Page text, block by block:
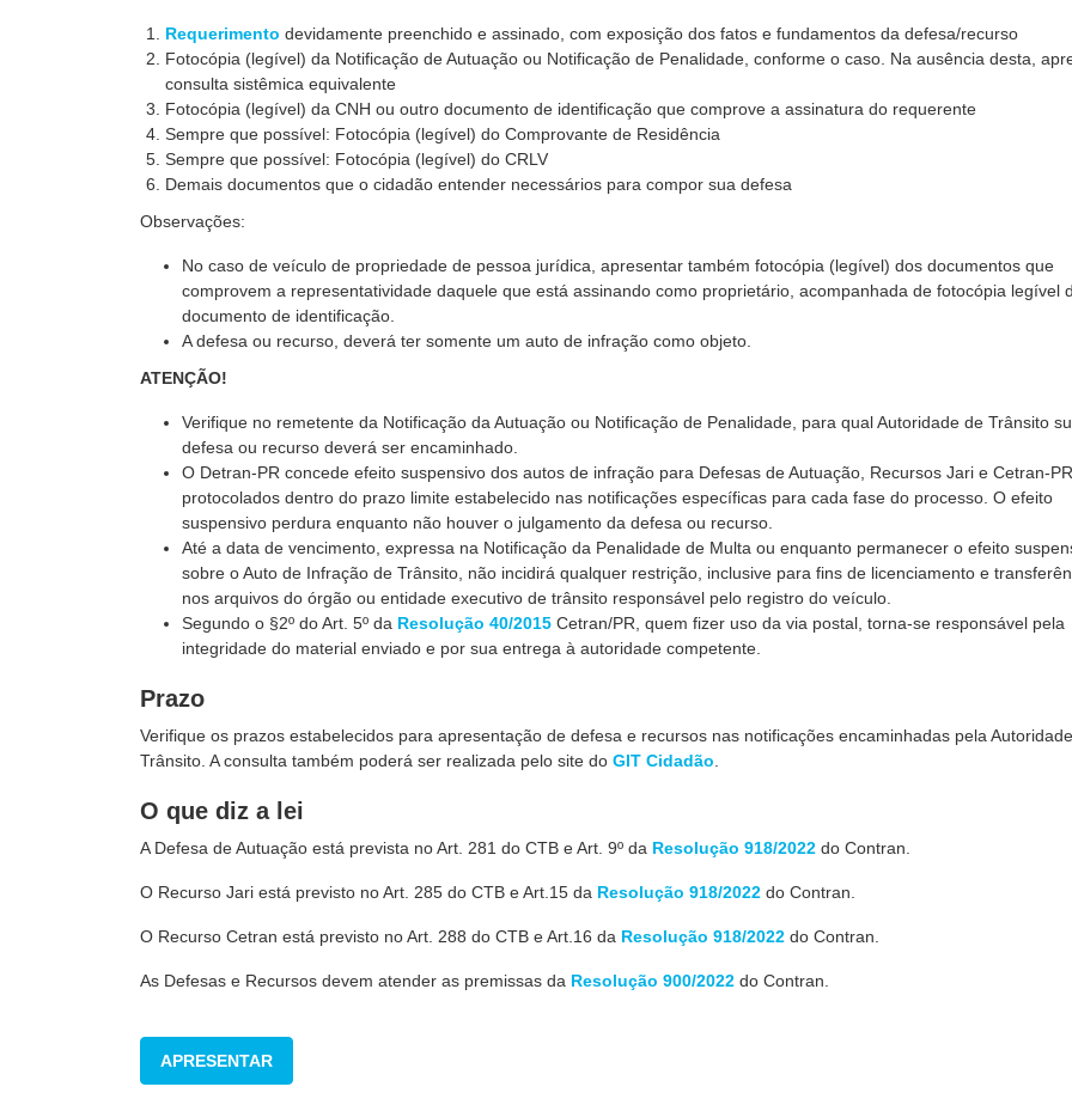
Requerimento devidamente preenchido e assinado, com exposição dos fatos e fundamentos da defesa/recurso
Fotocópia (legível) da Notificação de Autuação ou Notificação de Penalidade, conforme o caso. Na ausência desta,
consulta sistêmica equivalente
Fotocópia (legível) da CNH ou outro documento de identificação que comprove a assinatura do requerente
Sempre que possível: Fotocópia (legível) do Comprovante de Residência
Sempre que possível: Fotocópia (legível) do CRLV
Demais documentos que o cidadão entender necessários para compor sua defesa
Observações:
No caso de veículo de propriedade de pessoa jurídica, apresentar também fotocópia (legível) dos documentos que
comprovem a representatividade daquele que está assinando como proprietário, acompanhada de fotocópia legível
documento de identificação.
A defesa ou recurso, deverá ter somente um auto de infração como objeto.
ATENÇÃO!
Verifique no remetente da Notificação da Autuação ou Notificação de Penalidade, para qual Autoridade de Trânsito
defesa ou recurso deverá ser encaminhado.
O Detran-PR concede efeito suspensivo dos autos de infração para Defesas de Autuação, Recursos Jari e Cetran-PR
protocolados dentro do prazo limite estabelecido nas notificações específicas para cada fase do processo. O efeito
suspensivo perdura enquanto não houver o julgamento da defesa ou recurso.
Até a data de vencimento, expressa na Notificação da Penalidade de Multa ou enquanto permanecer o efeito
sobre o Auto de Infração de Trânsito, não incidirá qualquer restrição, inclusive para fins de licenciamento e
nos arquivos do órgão ou entidade executivo de trânsito responsável pelo registro do veículo.
Segundo o §2º do Art. 5º da Resolução 40/2015 Cetran/PR, quem fizer uso da via postal, torna-se responsável pela
integridade do material enviado e por sua entrega à autoridade competente.
Prazo
Verifique os prazos estabelecidos para apresentação de defesa e recursos nas notificações encaminhadas pela
Trânsito. A consulta também poderá ser realizada pelo site do GIT Cidadão
O que diz a lei
A Defesa de Autuação está prevista no Art. 281 do CTB e Art. 9º da Resolução 918/2022 do Contran.
O Recurso Jari está previsto no Art. 285 do CTB e Art.15 da Resolução 918/2022 do Contran.
O Recurso Cetran está previsto no Art. 288 do CTB e Art.16 da Resolução 918/2022 do Contran.
As Defesas e Recursos devem atender as premissas da Resolução 900/2022 do Contran.
APRESENTAR